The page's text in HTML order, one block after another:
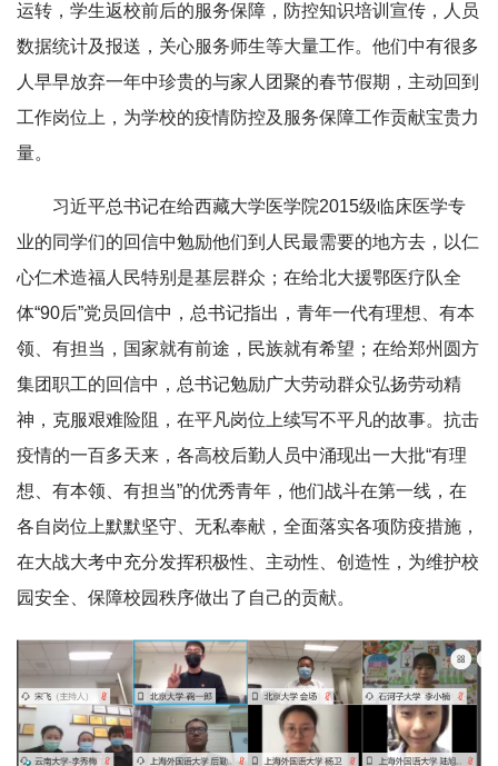
运转，学生返校前后的服务保障，防控知识培训宣传，人员
数据统计及报送，关心服务师生等大量工作。他们中有很多
人早早放弃一年中珍贵的与家人团聚的春节假期，主动回到
工作岗位上，为学校的疫情防控及服务保障工作贡献宝贵力
量。
习近平总书记在给西藏大学医学院2015级临床医学专
业的同学们的回信中勉励他们到人民最需要的地方去，以仁
心仁术造福人民特别是基层群众；在给北大援鄂医疗队全
体“90后”党员回信中，总书记指出，青年一代有理想、有本
领、有担当，国家就有前途，民族就有希望；在给郑州圆方
集团职工的回信中，总书记勉励广大劳动群众弘扬劳动精
神，克服艰难险阻，在平凡岗位上续写不平凡的故事。抗击
疫情的一百多天来，各高校后勤人员中涌现出一大批“有理
想、有本领、有担当”的优秀青年，他们战斗在第一线，在
各自岗位上默默坚守、无私奉献，全面落实各项防疫措施，
在大战大考中充分发挥积极性、主动性、创造性，为维护校
园安全、保障校园秩序做出了自己的贡献。